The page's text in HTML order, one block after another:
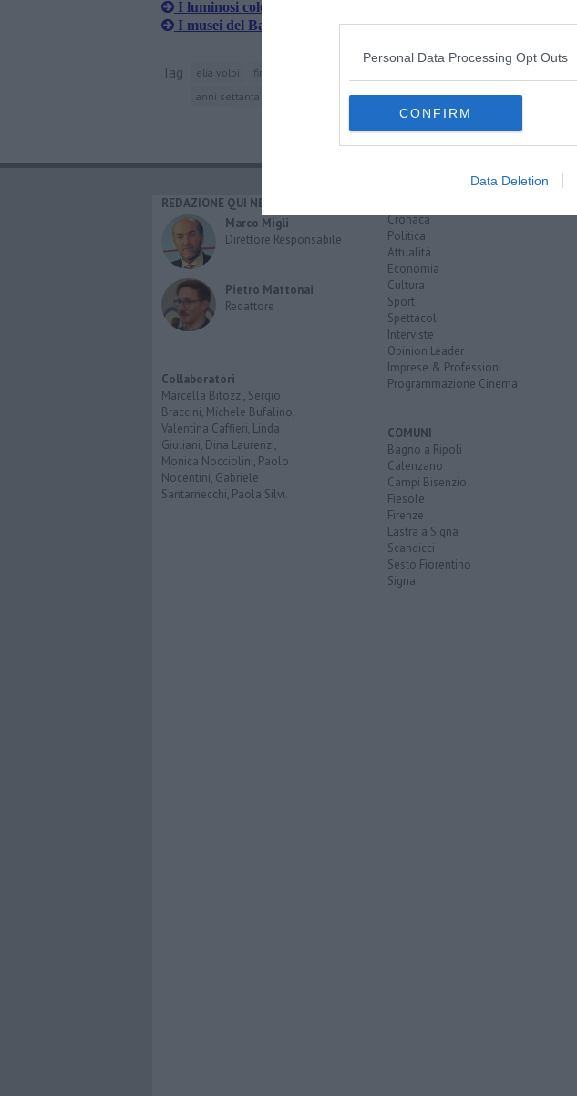
Personal Data Processing Opt Outs
CONFIRM
Data Deletion
I luminosi colori del Maestro di Serumido
I musei del Bargello fanno gli straordinari
Tag elia volpi firenze
anni settanta
xix secolo museo ritratto di fanciulla
REDAZIONE QUI NEWS
Marco Migli
Direttore Responsabile
Pietro Mattonai
Redattore
Collaboratori
Marcella Bitozzi, Sergio
Braccini, Michele Bufalino,
Valentina Caffieri, Linda
Giuliani, Dina Laurenzi,
Monica Nocciolini, Paolo
Nocentini, Gabriele
Santarnecchi, Paola Silvi.
Cronaca
Politica
Attualità
Economia
Cultura
Sport
Spettacoli
Interviste
Opinion Leader
Imprese & Professioni
Programmazione Cinema
COMUNI
Bagno a Ripoli
Calenzano
Campi Bisenzio
Fiesole
Firenze
Lastra a Signa
Scandicci
Sesto Fiorentino
Signa